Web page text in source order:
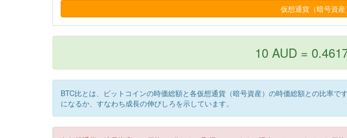
10 AUD =
BTC比とは、ビットコインの時価総額と各仮想通貨（暗号資産）の時価総額との比率
になるか、すなわち成長の伸びしろを示しています。